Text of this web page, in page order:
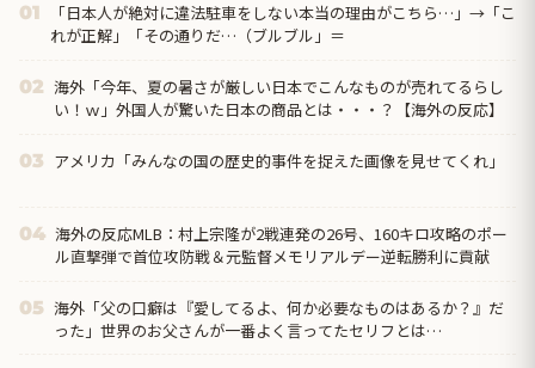
01
「日本人が絶対に違法駐車をしない本当の理由がこちら…」→「こ
れが正解」「その通りだ…（ブルブル」＝
02 海外「今年、夏の暑さが厳しい日本でこんなものが売れてるらし
い！ｗ」外国人が驚いた日本の商品とは・・・？【海外の反応】
03 アメリカ「みんなの国の歴史的事件を捉えた画像を見せてくれ」
04 海外の反応MLB：村上宗隆が2戦連発の26号、160キロ攻略のポー
ル直撃弾で首位攻防戦＆元監督メモリアルデー逆転勝利に貢献
05 海外「父の口癖は『愛してるよ、何か必要なものはあるか？』だ
った」世界のお父さんが一番よく言ってたセリフとは…